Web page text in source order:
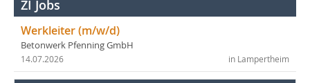
ZI Jobs
Werkleiter (m/w/d)
Betonwerk Pfenning GmbH
in Lampertheim
14.07.2026